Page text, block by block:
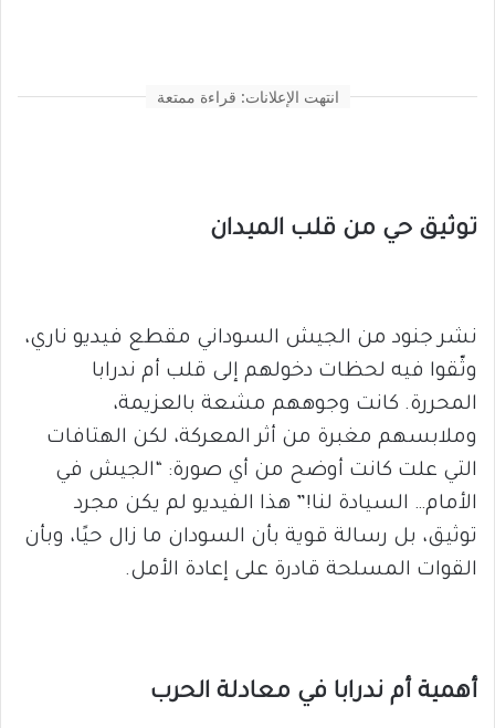
انتهت الإعلانات: قراءة ممتعة
توثيق حي من قلب الميدان
نشر جنود من الجيش السوداني مقطع فيديو ناري،
وثّقوا فيه لحظات دخولهم إلى قلب أم ندرابا
المحررة. كانت وجوههم مشعة بالعزيمة،
وملابسهم مغبرة من أثر المعركة، لكن الهتافات
التي علت كانت أوضح من أي صورة: “الجيش في
الأمام… السيادة لنا!” هذا الفيديو لم يكن مجرد
توثيق، بل رسالة قوية بأن السودان ما زال حيًا، وبأن
القوات المسلحة قادرة على إعادة الأمل.
أهمية أم ندرابا في معادلة الحرب